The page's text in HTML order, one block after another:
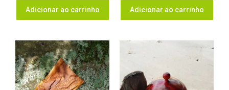
Adicionar ao carrinho Adicionar ao carrinho